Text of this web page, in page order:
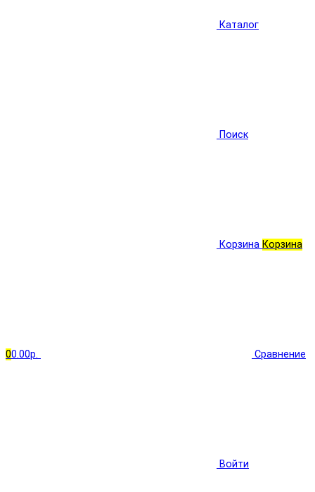
Каталог
Поиск
Корзина Корзина
00.00р. Сравнение
Войти